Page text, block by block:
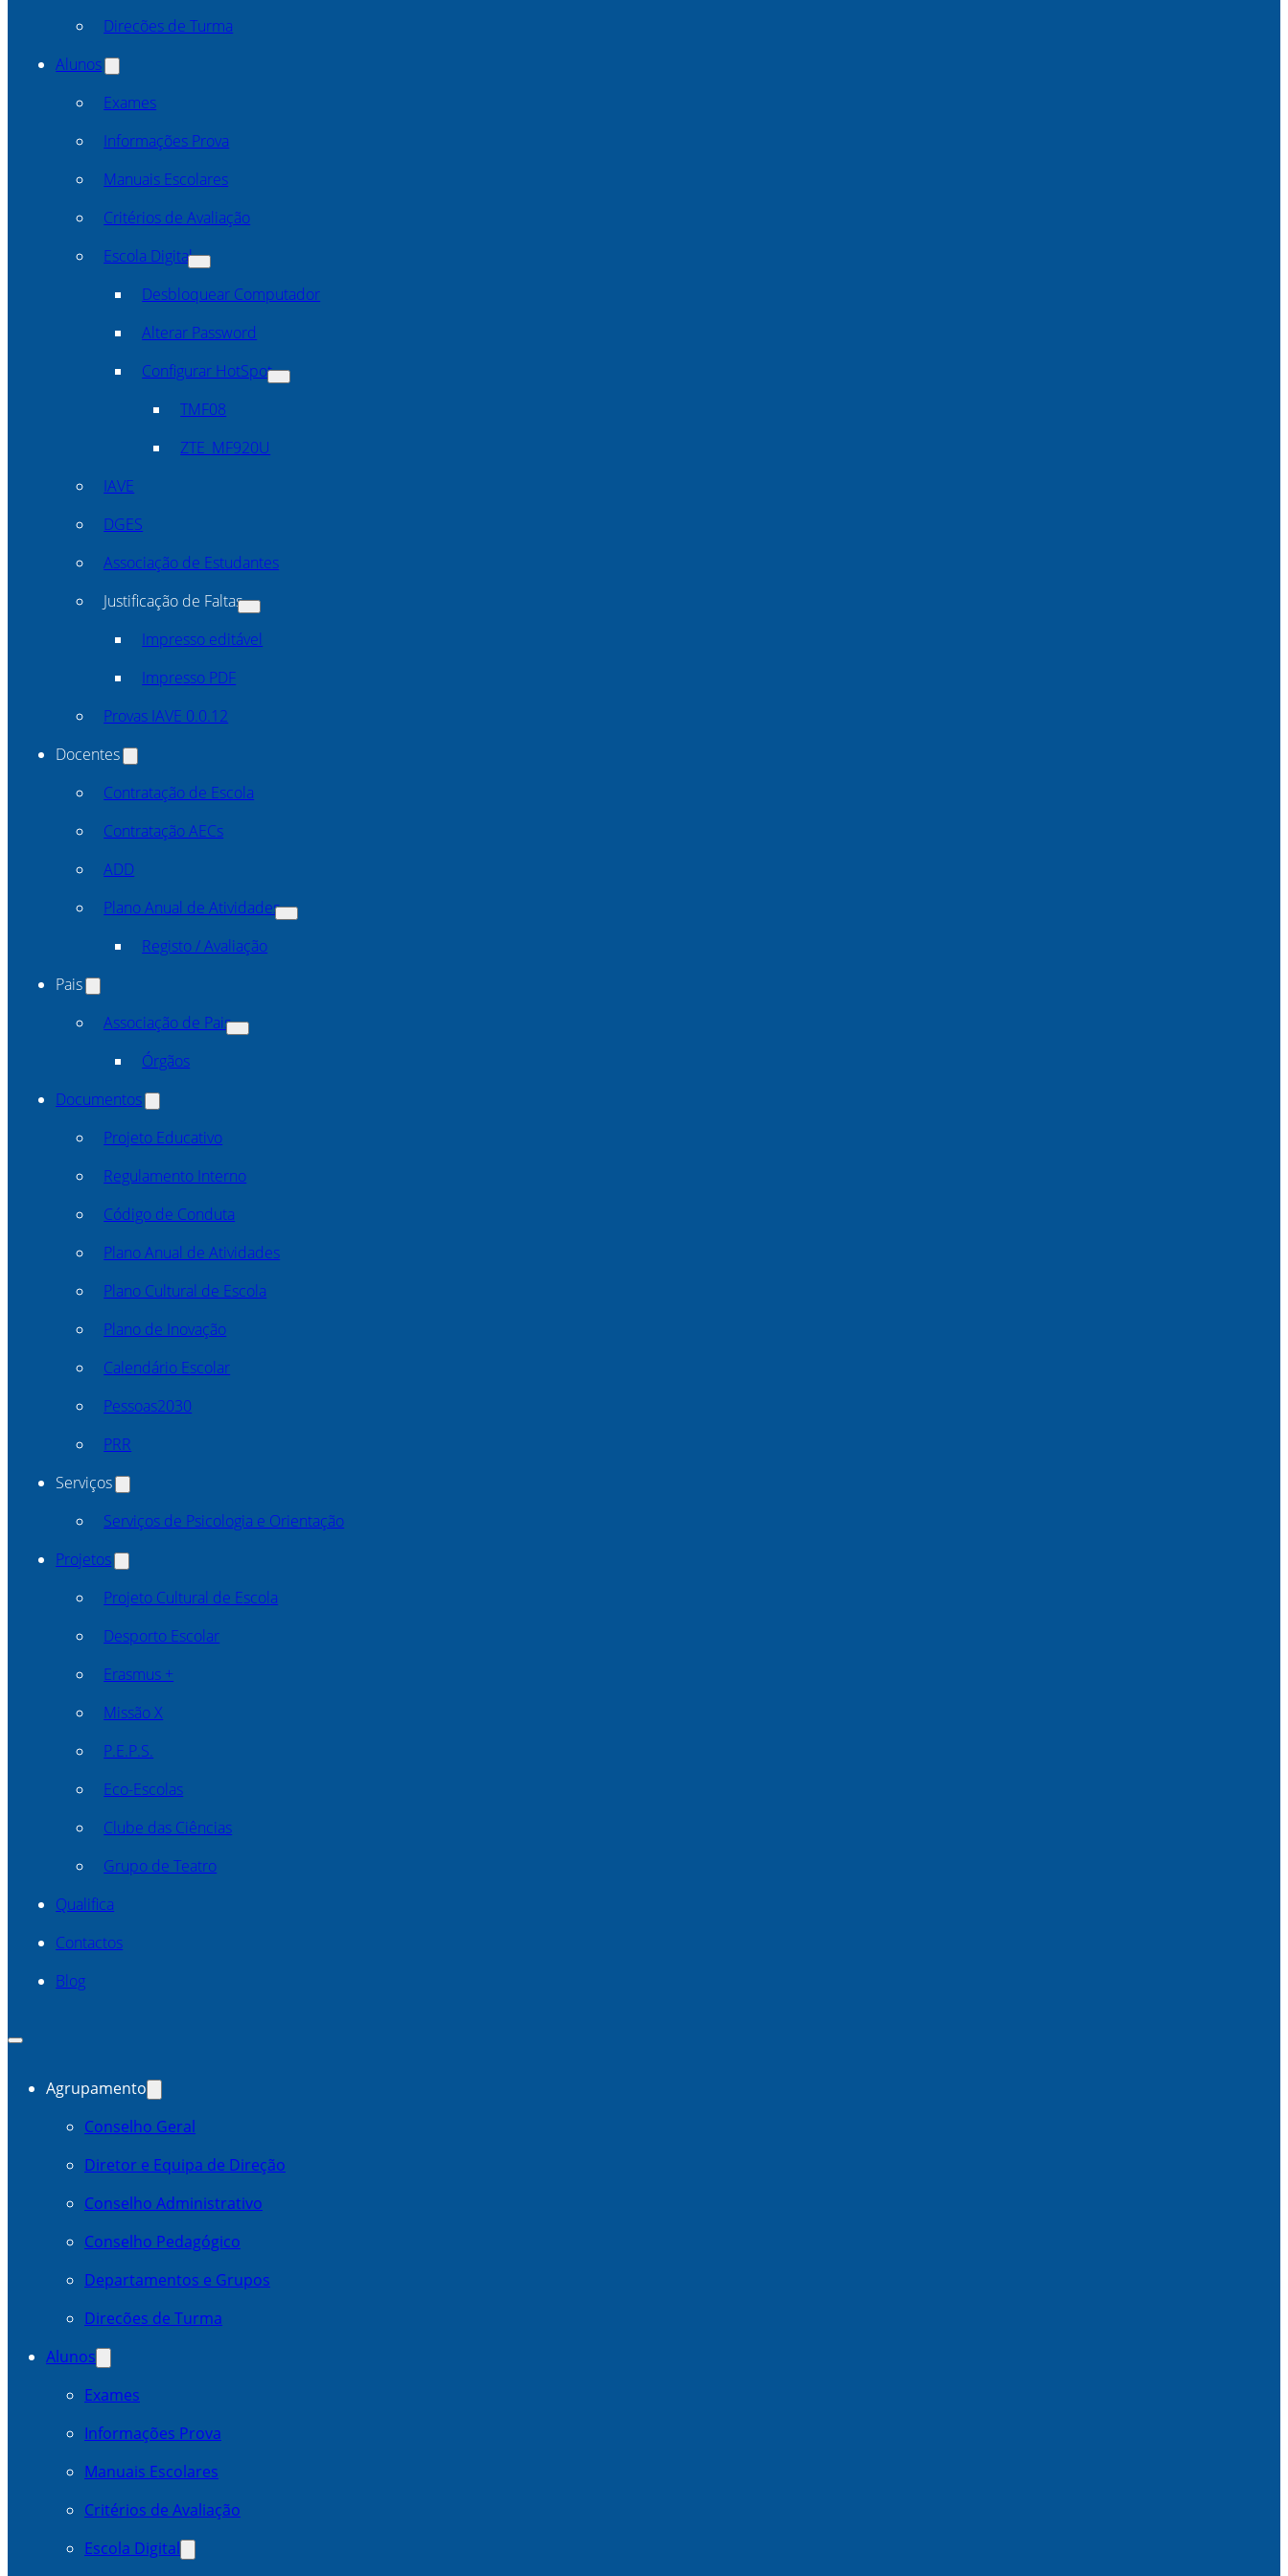
Direcões de Turma
Alunos
Exames
Informações Prova
Manuais Escolares
Critérios de Avaliação
Escola Digital
Desbloquear Computador
Alterar Password
Configurar HotSpot
TMF08
ZTE_MF920U
IAVE
DGES
Associação de Estudantes
Justificação de Faltas
Impresso editável
Impresso PDF
Provas IAVE 0.0.12
Docentes
Contratação de Escola
Contratação AECs
ADD
Plano Anual de Atividades
Registo / Avaliação
Pais
Associação de Pais
Órgãos
Documentos
Projeto Educativo
Regulamento Interno
Código de Conduta
Plano Anual de Atividades
Plano Cultural de Escola
Plano de Inovação
Calendário Escolar
Pessoas2030
PRR
Serviços
Serviços de Psicologia e Orientação
Projetos
Projeto Cultural de Escola
Desporto Escolar
Erasmus +
Missão X
P.E.P.S.
Eco-Escolas
Clube das Ciências
Grupo de Teatro
Qualifica
Contactos
Blog
Agrupamento
Conselho Geral
Diretor e Equipa de Direção
Conselho Administrativo
Conselho Pedagógico
Departamentos e Grupos
Direcões de Turma
Alunos
Exames
Informações Prova
Manuais Escolares
Critérios de Avaliação
Escola Digital